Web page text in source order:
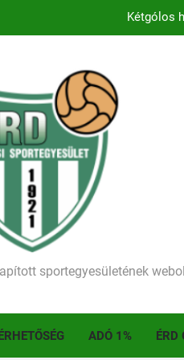
Kétgólos
írt az I. Érdi Football
visszalépése miatt játék
Kezdődik a
írt az I. Érdi Football
sportegyesületének
ADÓ 1% ÉRD